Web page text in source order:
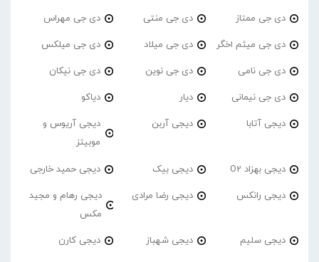
دی جی ممتاز دی جی منتی دی جی مهراس
دی جی میثم اخگر دی جی میلاد دی جی میلکس
دی جی نامی دی جی نوین دی جی نیکان
دی جی نیمانی دیار دیاکو
دیجی آتابا دیجی آربن
دیجی آریوس و
موبیتز
دیجی بهزاد O2 دیجی بیک دیجی حمید خارجی
دیجی رانکس دیجی رضا مرادی
دیجی رهام و مجید
مکس
دیجی سلیم دیجی شهباز دیجی کارن